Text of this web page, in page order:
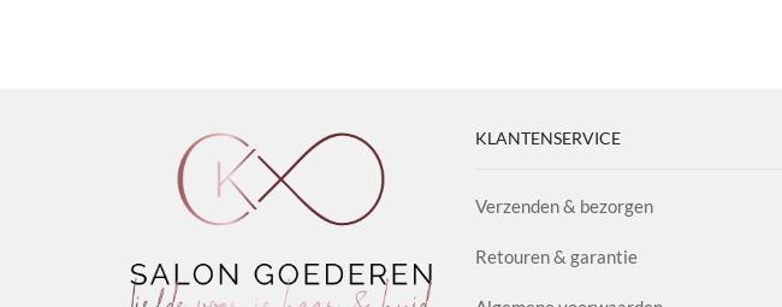
KLANTENSERVICE
Verzenden & bezorgen
Retouren & garantie